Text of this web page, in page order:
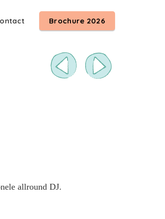
Brochure 2026
allround DJ.